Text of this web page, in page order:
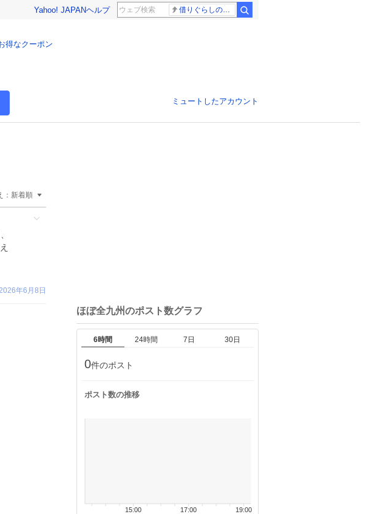
Yahoo! JAPANヘルプ 借りぐらしのアリエッティ 耳をすませば
得なクーポン
ミュートしたアカウント
： 新着順
2026年6月8日
ほぼ全九州のポスト数グラフ
6時間 24時間 7日 30日
0件のポスト
ポスト数の推移
19:00
17:00
15:00